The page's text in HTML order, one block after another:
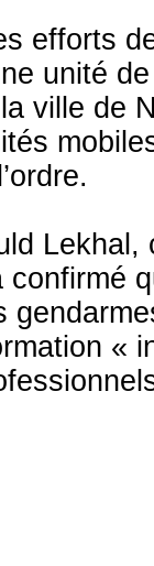
efforts
unité
ville de
Lekhal,
«